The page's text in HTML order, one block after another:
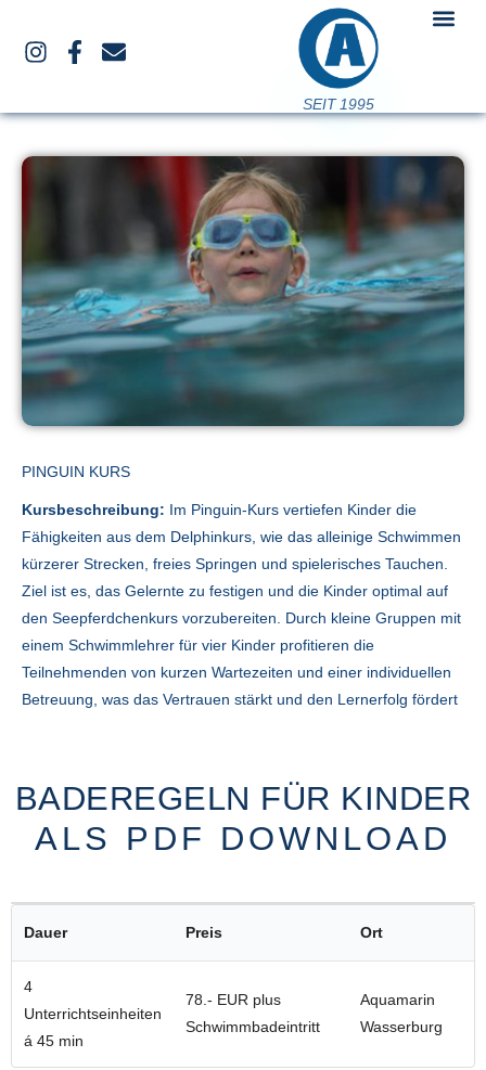
SEIT 1995
PINGUIN KURS
Kursbeschreibung: Im Pinguin-Kurs vertiefen Kinder die
Fähigkeiten aus dem Delphinkurs, wie das alleinige Schwimmen
kürzerer Strecken, freies Springen und spielerisches Tauchen.
Ziel ist es, das Gelernte zu festigen und die Kinder optimal auf
den Seepferdchenkurs vorzubereiten. Durch kleine Gruppen mit
einem Schwimmlehrer für vier Kinder profitieren die
Teilnehmenden von kurzen Wartezeiten und einer individuellen
Betreuung, was das Vertrauen stärkt und den Lernerfolg fördert
BADEREGELN FÜR KINDER
ALS PDF DOWNLOAD
Dauer Preis Ort
4
Unterrichtseinheiten
á 45 min
78.- EUR plus
Schwimmbadeintritt
Aquamarin
Wasserburg